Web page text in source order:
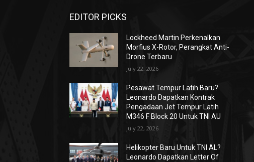
EDITOR PICKS
Lockheed Martin Perkenalkan
Morfius X-Rotor, Perangkat Anti-
Drone Terbaru
July 22, 2026
Pesawat Tempur Latih Baru?
Leonardo Dapatkan Kontrak
Pengadaan Jet Tempur Latih
M346 F Block 20 Untuk TNI AU
July 22, 2026
Helikopter Baru Untuk TNI AL?
Leonardo Dapatkan Letter Of